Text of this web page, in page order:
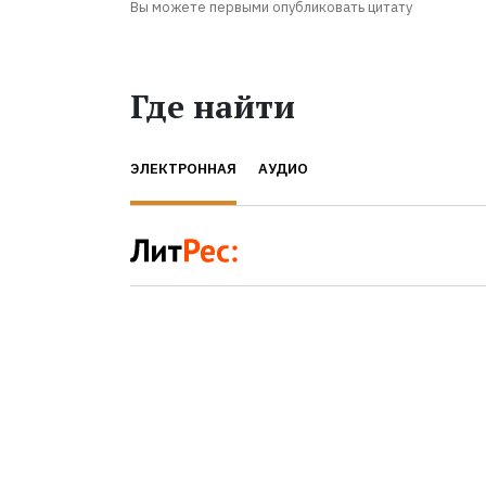
Вы можете первыми опубликовать цитату
Где найти
ЭЛЕКТРОННАЯ АУДИО